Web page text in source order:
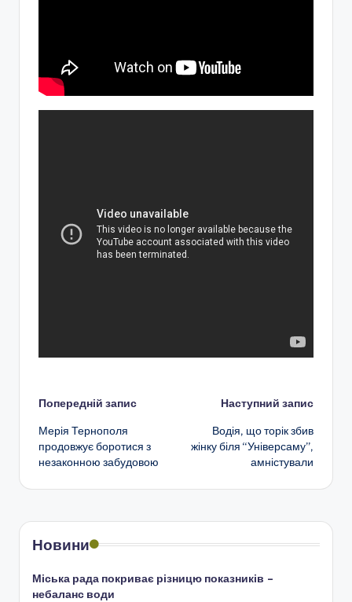
Навігація
по
запису
Попередній запис
Мерія Тернополя
продовжує боротися з
незаконною забудовою
Наступний запис
Водія, що торік збив
жінку біля “Універсаму”,
амністували
Новини
Міська рада покриває різницю показників –
небаланс води